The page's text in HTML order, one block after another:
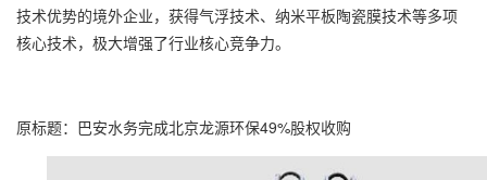
技术优势的境外企业，获得气浮技术、纳米平板陶瓷膜技术等多项
核心技术，极大增强了行业核心竞争力。
原标题：巴安水务完成北京龙源环保49%股权收购